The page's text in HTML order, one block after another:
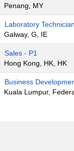
Penang, MY
Laboratory
Galway, G, IE
Sales - P1
Hong Kong, HK, HK
Business
Kuala Lumpur,